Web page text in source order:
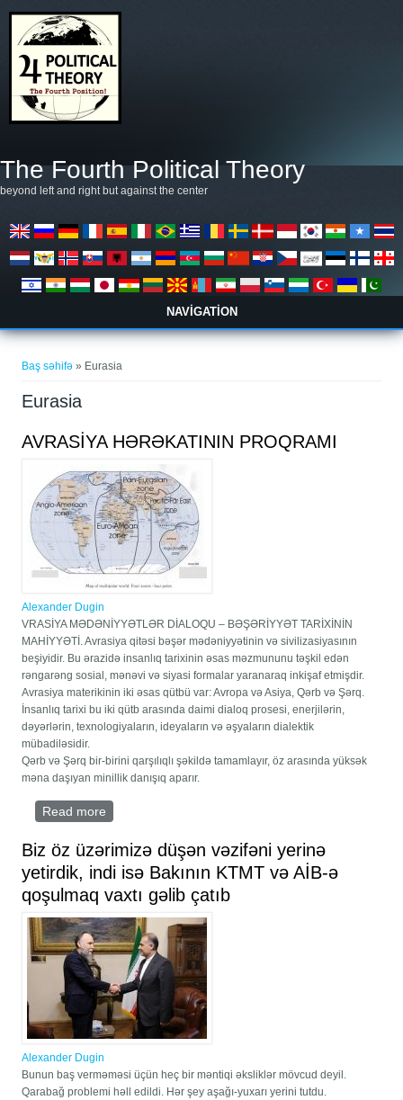
The Fourth Political Theory
beyond left and right but against the center
NAVIGATION
Baş səhifə » Eurasia
Eurasia
AVRASİYA HƏRƏKATININ PROQRAMI
Alexander Dugin
VRASİYA MƏDƏNİYYƏTLƏR DİALOQU – BƏŞƏRİYYƏT TARİXİNİN
MAHİYYƏTİ. Avrasiya qitəsi bəşər mədəniyyətinin və sivilizasiyasının
beşiyidir. Bu ərazidə insanlıq tarixinin əsas məzmununu təşkil edən
rəngarəng sosial, mənəvi və siyasi formalar yaranaraq inkişaf etmişdir.
Avrasiya materikinin iki əsas qütbü var: Avropa və Asiya, Qərb və Şərq.
İnsanlıq tarixi bu iki qütb arasında daimi dialoq prosesi, enerjilərin,
dəyərlərin, texnologiyaların, ideyaların və əşyaların dialektik
mübadiləsidir.
Qərb və Şərq bir-birini qarşılıqlı şəkildə tamamlayır, öz arasında yüksək
məna daşıyan minillik danışıq aparır.
Read more
Biz öz üzərimizə düşən vəzifəni yerinə
yetirdik, indi isə Bakının KTMT və AİB-ə
qoşulmaq vaxtı gəlib çatıb
Alexander Dugin
Bunun baş verməməsi üçün heç bir məntiqi əksliklər mövcud deyil.
Qarabağ problemi həll edildi. Hər şey aşağı-yuxarı yerini tutdu.